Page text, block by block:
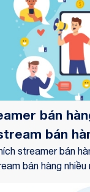
bán
bán
streamer bán
bán hàng